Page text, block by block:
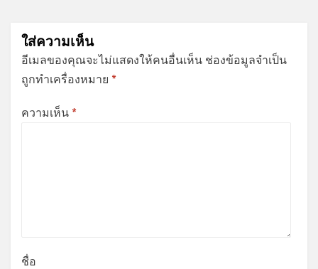
ใส่ความเห็น
อีเมลของคุณจะไม่แสดงให้คนอื่นเห็น ช่องข้อมูลจำเป็น
ถูกทำเครื่องหมาย *
ความเห็น *
ชื่อ